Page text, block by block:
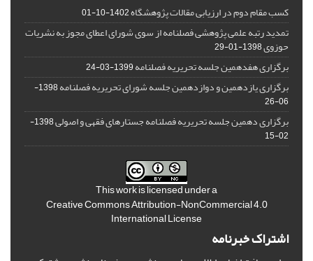
کسب مقام دوم در ارزیابی مقالات پژوهشگاه1402-10-01
تمدید رتبه علمی پژوهشی فصلنامه از سوی شورای اعطای مجوز به نشریات
حوزوی1398-01-29
برگزاری هفدهمین جلسه تحریریه فصلنامه1399-03-24
برگزاری یازدهمین و دوازدهمین جلسه شورای تحریریه فصلنامه
1398-
06-26
برگزاری دهمین جلسه تحریریه فصلنامه جستارهای فقهی و اصولی
1398-
02-15
This work is licensed under a
Creative Commons Attribution-NonCommercial 4.0
International License
اشتراک خبرنامه